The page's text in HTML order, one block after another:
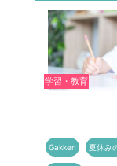
学習・教育
Gakken 夏休み